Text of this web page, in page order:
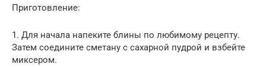
Приготовление:
1. Для начала напеките блины по любимому рецепту.
Затем соедините сметану с сахарной пудрой и взбейте
миксером.